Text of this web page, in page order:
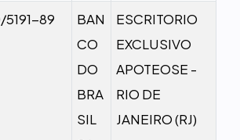
89
BAN
CO
DO
BRA
SIL
ESCRITORIO
EXCLUSIVO
APOTEOSE -
RIO DE
JANEIRO (RJ)